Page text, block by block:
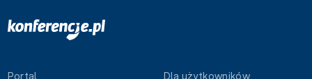
Portal Dla użytkowników